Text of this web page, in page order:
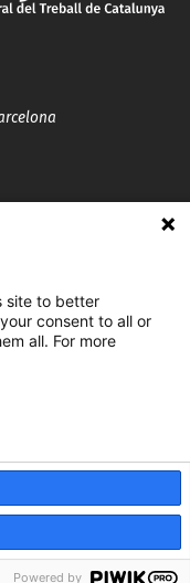
site to better
consent to all or
all. For more
Powered by